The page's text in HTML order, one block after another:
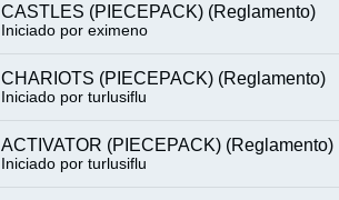
CASTLES (PIECEPACK) (Reglamento)
Iniciado por eximeno
CHARIOTS (PIECEPACK) (Reglamento)
Iniciado por turlusiflu
ACTIVATOR (PIECEPACK) (Reglamento)
Iniciado por turlusiflu